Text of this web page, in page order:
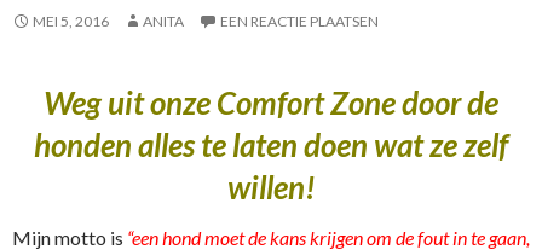
MEI 5, 2016 ANITA EEN REACTIE PLAATSEN
Weg uit onze Comfort Zone door de
honden alles te laten doen wat ze zelf
willen!
Mijn motto is “een hond moet de kans krijgen om de fout in te gaan,